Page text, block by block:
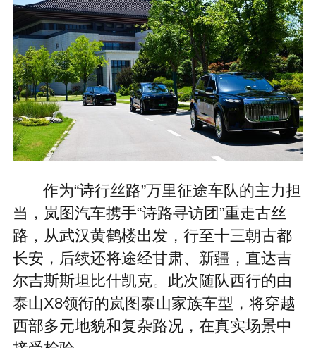
作为“诗行丝路”万里征途车队的主力担
当，岚图汽车携手“诗路寻访团”重走古丝
路，从武汉黄鹤楼出发，行至十三朝古都
长安，后续还将途经甘肃、新疆，直达吉
尔吉斯斯坦比什凯克。此次随队西行的由
泰山X8领衔的岚图泰山家族车型，将穿越
西部多元地貌和复杂路况，在真实场景中